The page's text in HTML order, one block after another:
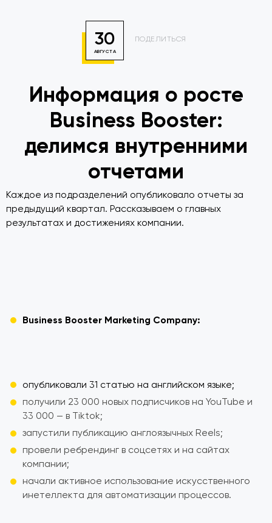
30
АВГУСТА
ПОДЕЛИТЬСЯ
Информация о росте
Business Booster:
делимся внутренними
отчетами
Каждое из подразделений опубликовало отчеты за
предыдущий квартал. Рассказываем о главных
результатах и достижениях компании.
Business Booster Marketing Company:
опубликовали 31 статью на английском языке;
получили 23 000 новых подписчиков на YouTube и
33 000 — в Tiktok;
запустили публикацию англоязычных Reels;
провели ребрендинг в соцсетях и на сайтах
компании;
начали активное использование искусственного
инетеллекта для автоматизации процессов.